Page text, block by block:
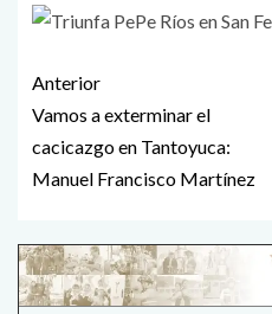
Anterior
Vamos a exterminar el
cacicazgo en Tantoyuca:
Manuel Francisco Martínez